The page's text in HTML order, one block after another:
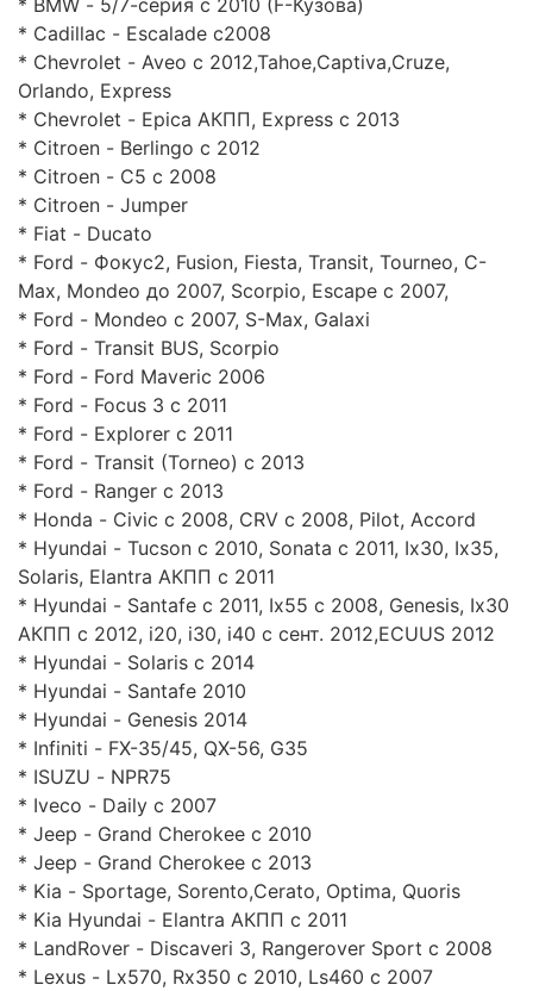
* Cadillac - Escalade c2008
* Chevrolet - Aveo c 2012,Tahoe,Captiva,Cruze,
Orlando, Express
* Chevrolet - Epica АКПП, Express c 2013
* Citroen - Berlingo c 2012
* Citroen - C5 с 2008
* Citroen - Jumper
* Fiat - Ducato
* Ford - Фокус2, Fusion, Fiesta, Transit, Tourneo, C-
Max, Mondeo до 2007, Scorpio, Escape c 2007,
* Ford - Mondeo с 2007, S-Max, Galaxi
* Ford - Transit BUS, Scorpio
* Ford - Ford Maveric 2006
* Ford - Focus 3 c 2011
* Ford - Explorer c 2011
* Ford - Transit (Torneo) с 2013
* Ford - Ranger c 2013
* Honda - Civic c 2008, CRV c 2008, Pilot, Accord
* Hyundai - Tucson c 2010, Sonata c 2011, Ix30, Ix35,
Solaris, Elantra АКПП c 2011
* Hyundai - Santafe c 2011, Ix55 c 2008, Genesis, Ix30
АКПП с 2012, i20, i30, i40 с сент. 2012,ECUUS 2012
* Hyundai - Solaris c 2014
* Hyundai - Santafe 2010
* Hyundai - Genesis 2014
* Infiniti - FX-35/45, QX-56, G35
* ISUZU - NPR75
* Iveco - Daily c 2007
* Jeep - Grand Cherokee c 2010
* Jeep - Grand Cherokee c 2013
* Kia - Sportage, Sorento,Cerato, Optima, Quoris
* Kia Hyundai - Elantra АКПП c 2011
* LandRover - Discaveri 3, Rangerover Sport c 2008
* Lexus - Lx570, Rx350 c 2010, Ls460 c 2007